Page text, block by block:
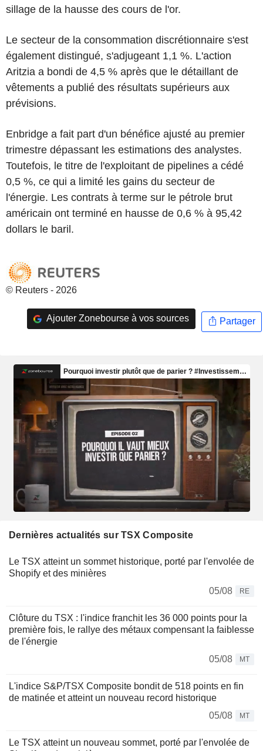
sillage de la hausse des cours de l'or.
Le secteur de la consommation discrétionnaire s'est
également distingué, s'adjugeant 1,1 %. L'action
Aritzia a bondi de 4,5 % après que le détaillant de
vêtements a publié des résultats supérieurs aux
prévisions.
Enbridge a fait part d'un bénéfice ajusté au premier
trimestre dépassant les estimations des analystes.
Toutefois, le titre de l'exploitant de pipelines a cédé
0,5 %, ce qui a limité les gains du secteur de
l'énergie. Les contrats à terme sur le pétrole brut
américain ont terminé en hausse de 0,6 % à 95,42
dollars le baril.
© Reuters - 2026
Ajouter Zonebourse à vos sources Partager
Dernières actualités sur TSX Composite
Le TSX atteint un sommet historique, porté par l'envolée de
Shopify et des minières
05/08
RE
Clôture du TSX : l'indice franchit les 36 000 points pour la
première fois, le rallye des métaux compensant la faiblesse
de l'énergie
05/08
MT
L'indice S&P/TSX Composite bondit de 518 points en fin
de matinée et atteint un nouveau record historique
05/08
MT
Le TSX atteint un nouveau sommet, porté par l'envolée de